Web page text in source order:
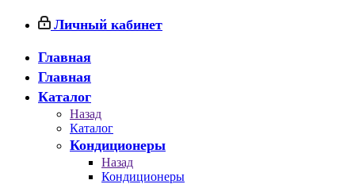
Личный кабинет
Главная
Главная
Каталог
Назад
Каталог
Кондиционеры
Назад
Кондиционеры